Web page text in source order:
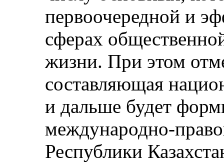
первоочередной и
сферах
жизни. При этом
составляющая
и дальше будет
международно-
Республики